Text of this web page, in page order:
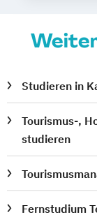
Studieren in
Tourismus-,
studieren
Fernstudium